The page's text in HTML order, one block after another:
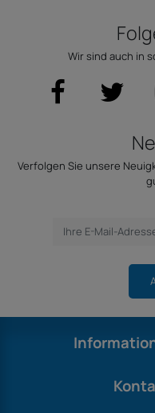
Wir sind auch in
Verfolgen Sie unsere